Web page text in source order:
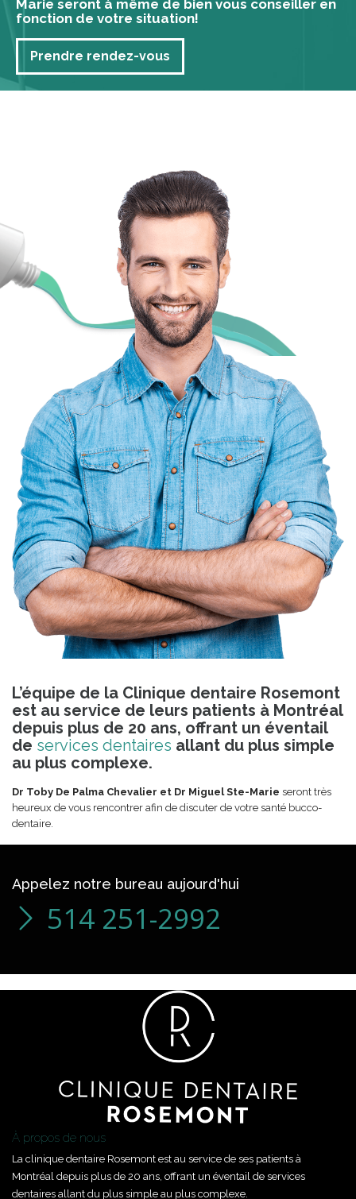
Marie seront à même de bien vous conseiller en
fonction de votre situation!
Prendre rendez-vous
L’équipe de la Clinique dentaire Rosemont
est au service de leurs patients à Montréal
depuis plus de 20 ans, offrant un éventail
de services dentaires allant du plus simple
au plus complexe.
Dr Toby De Palma Chevalier et Dr Miguel Ste-Marie seront très
heureux de vous rencontrer afin de discuter de votre santé bucco-
dentaire.
Appelez notre bureau aujourd'hui
514 251-2992
À propos de nous
La clinique dentaire Rosemont est au service de ses patients à
Montréal depuis plus de 20 ans, offrant un éventail de services
dentaires allant du plus simple au plus complexe.